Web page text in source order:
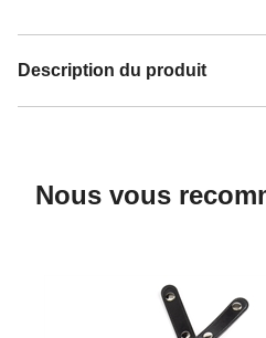
Description du produit
Nous vous